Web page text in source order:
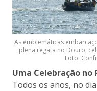
As emblemáticas
plena regata no Douro,
Foto:
Uma Celebração no
Todos os anos, no